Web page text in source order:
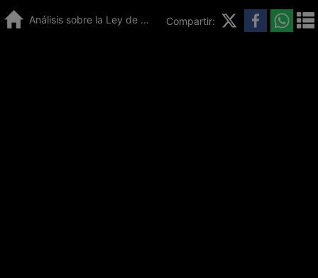
Análisis sobre la Ley de Ingresos 2026 en el Senado Compartir: